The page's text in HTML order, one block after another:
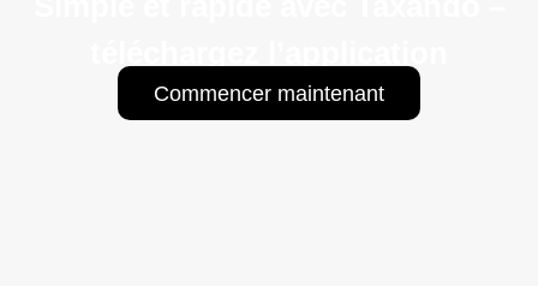
Commencer maintenant